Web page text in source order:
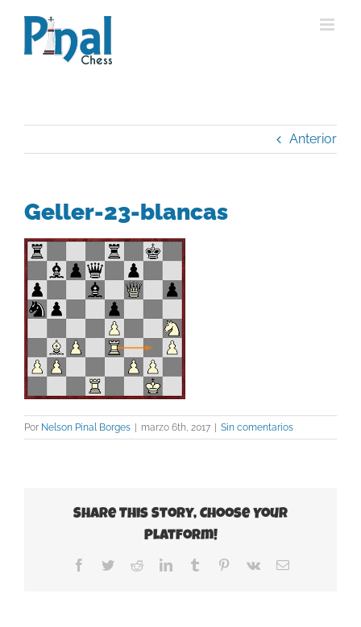
contenido
Anterior
Geller-23-blancas
Por Nelson Pinal Borges | marzo 6th, 2017 | Sin comentarios
Share This Story, Choose Your
Platform!
Facebook
TwitterRedditLinkedInTumblr Pinterest
Vk
Correo